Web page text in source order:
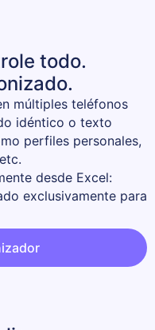
todo.
múltiples teléfonos
idéntico o texto
perfiles personales,
desde Excel:
exclusivamente para